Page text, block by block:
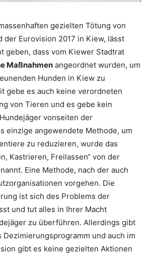
gezielten Tötung von
der Eurovision 2017 in Kiew, lässt
geben, dass vom Kiewer Stadtrat
Maßnahmen angeordnet wurden, um
Hunden in Kiew zu
gebe es auch keine verordneten
von Tieren und es gebe kein
vonseiten der
einzige angewendete Methode, um
zu reduzieren, wurde das
Kastrieren, Freilassen“ von der
Eine Methode, nach der auch
vorgehen. Die
ist sich des Problems der
und tut alles in Ihrer Macht
zu überführen. Allerdings gibt
Dezimierungsprogramm und auch im
gibt es keine gezielten Aktionen